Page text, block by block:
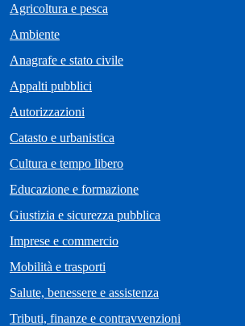
Agricoltura e pesca
Ambiente
Anagrafe e stato civile
Appalti pubblici
Autorizzazioni
Catasto e urbanistica
Cultura e tempo libero
Educazione e formazione
Giustizia e sicurezza pubblica
Imprese e commercio
Mobilità e trasporti
Salute, benessere e assistenza
Tributi, finanze e contravvenzioni